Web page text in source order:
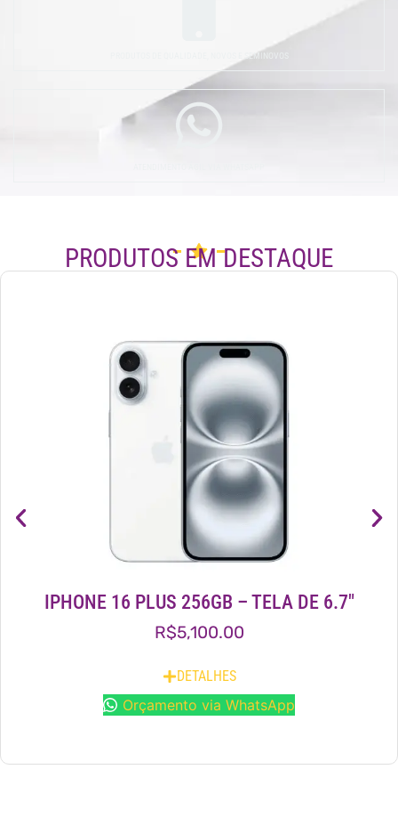
PRODUTOS DE QUALIDADE, NOVOS E SEMINOVOS
PRODUTOS EM DESTAQUE
IPHONE 16 PLUS 256GB – TELA DE 6.7″
R$5,100.00
DETALHES
Orçamento via WhatsApp